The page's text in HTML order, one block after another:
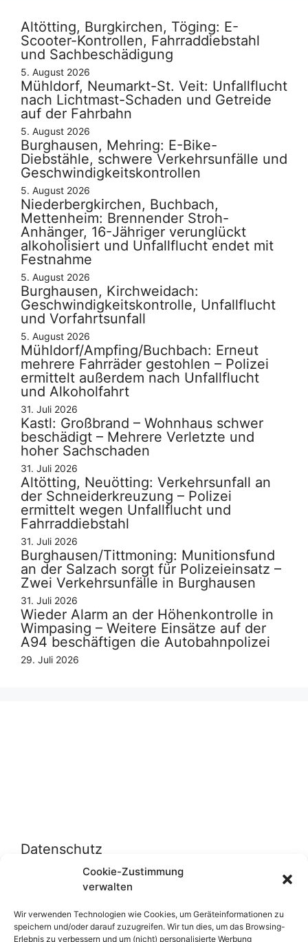
Cookie-Zustimmung
verwalten
Wir verwenden Technologien wie Cookies, um Geräteinformationen zu
speichern und/oder darauf zuzugreifen. Wir tun dies, um das Browsing-
Erlebnis zu verbessern und um (nicht) personalisierte Werbung
Altötting, Burgkirchen, Töging: E-
Scooter-Kontrollen, Fahrraddiebstahl
und Sachbeschädigung
5. August 2026
Mühldorf, Neumarkt-St. Veit: Unfallflucht
nach Lichtmast-Schaden und Getreide
auf der Fahrbahn
5. August 2026
Burghausen, Mehring: E-Bike-
Diebstähle, schwere Verkehrsunfälle und
Geschwindigkeitskontrollen
5. August 2026
Niederbergkirchen, Buchbach,
Mettenheim: Brennender Stroh-
Anhänger, 16-Jähriger verunglückt
alkoholisiert und Unfallflucht endet mit
Festnahme
5. August 2026
Burghausen, Kirchweidach:
Geschwindigkeitskontrolle, Unfallflucht
und Vorfahrtsunfall
5. August 2026
Mühldorf/Ampfing/Buchbach: Erneut
mehrere Fahrräder gestohlen – Polizei
ermittelt außerdem nach Unfallflucht
und Alkoholfahrt
31. Juli 2026
Kastl: Großbrand – Wohnhaus schwer
beschädigt – Mehrere Verletzte und
hoher Sachschaden
31. Juli 2026
Altötting, Neuötting: Verkehrsunfall an
der Schneiderkreuzung – Polizei
ermittelt wegen Unfallflucht und
Fahrraddiebstahl
31. Juli 2026
Burghausen/Tittmoning: Munitionsfund
an der Salzach sorgt für Polizeieinsatz –
Zwei Verkehrsunfälle in Burghausen
31. Juli 2026
Wieder Alarm an der Höhenkontrolle in
Wimpasing – Weitere Einsätze auf der
A94 beschäftigen die Autobahnpolizei
29. Juli 2026
Datenschutz
Datenschutzerklärung
Cookie-Richtlinie (EU)